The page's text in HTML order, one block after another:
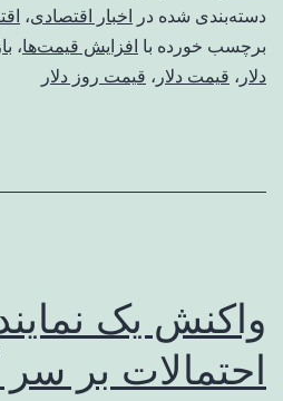
دسته‌بندی شده در
اخبار اقتصادی،
برچسب خورده با افزایش قیمت‌ها،
دلار ، قیمت دلار ، قیمت روز دلار
واکنش یک
احتمالات بر سر